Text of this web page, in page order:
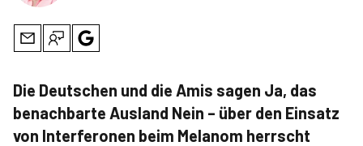
Die Deutschen und die Amis sagen Ja, das
benachbarte Ausland Nein – über den Einsatz
von Interferonen beim Melanom herrscht